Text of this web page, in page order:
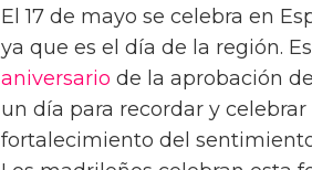
El 17 de mayo se celebra en
ya que es el día de la región.
aniversario de la aprobación
un día para recordar y
fortalecimiento del